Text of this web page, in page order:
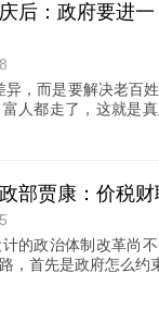
后：政府要进一
异，而是要解决老百
人都走了，这就是
部贾康：价税
的政治体制改革尚
，首先是政府怎么约